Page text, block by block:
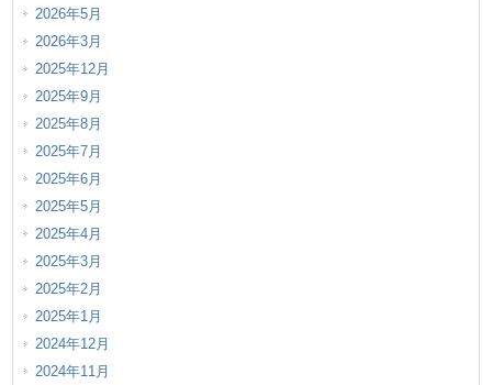
2026年5月
2026年3月
2025年12月
2025年9月
2025年8月
2025年7月
2025年6月
2025年5月
2025年4月
2025年3月
2025年2月
2025年1月
2024年12月
2024年11月